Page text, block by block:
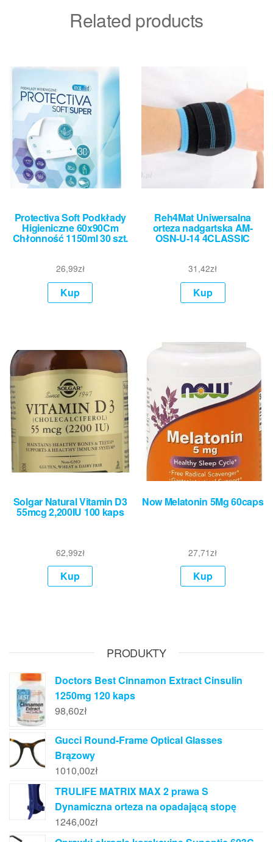
Related products
Protectiva Soft Podkłady
Higieniczne 60x90Cm
Chłonność 1150ml 30 szt.
26,99zł
Kup
Reh4Mat Uniwersalna
orteza nadgartska AM-
OSN-U-14 4CLASSIC
31,42zł
Kup
Solgar Natural Vitamin D3
55mcg 2,200IU 100 kaps
62,99zł
Kup
Now Melatonin 5Mg 60caps
27,71zł
Kup
PRODUKTY
Doctors Best Cinnamon Extract Cinsulin
1250mg 120 kaps
98,60zł
Gucci Round-Frame Optical Glasses
Brązowy
1010,00zł
TRULIFE MATRIX MAX 2 prawa S
Dynamiczna orteza na opadającą stopę
1246,00zł